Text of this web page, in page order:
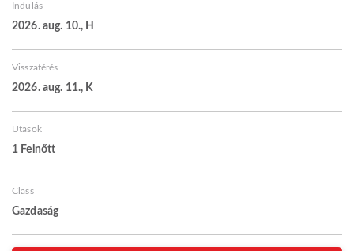
Indulás
2026. aug. 10., H
Visszatérés
2026. aug. 11., K
Utasok
1 Felnőtt
Class
Gazdaság